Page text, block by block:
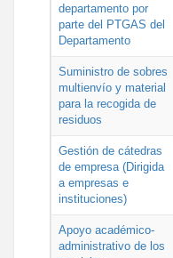
departamento por
parte del PTGAS del
Departamento
Suministro de sobres
multienvío y material
para la recogida de
residuos
Gestión de cátedras
de empresa (Dirigida
a empresas e
instituciones)
Apoyo académico-
administrativo de los